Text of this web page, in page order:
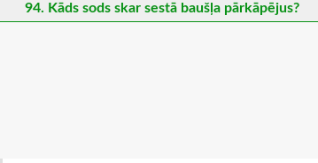
94. Kāds sods skar sestā baušļa pārkāpējus?